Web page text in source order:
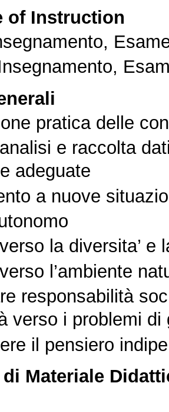
of Instruction
pratica delle
e raccolta
adeguate
a nuove
la diversita’ e
l’ambiente
responsabilità
verso i problemi di
il pensiero
Materiale